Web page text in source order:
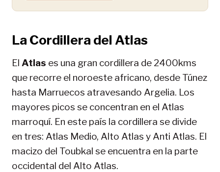
La Cordillera del Atlas
El Atlas es una gran cordillera de 2400kms
que recorre el noroeste africano, desde Túnez
hasta Marruecos atravesando Argelia. Los
mayores picos se concentran en el Atlas
marroquí. En este país la cordillera se divide
en tres: Atlas Medio, Alto Atlas y Anti Atlas. El
macizo del Toubkal se encuentra en la parte
occidental del Alto Atlas.